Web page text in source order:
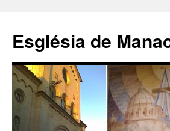
contenido
Església de